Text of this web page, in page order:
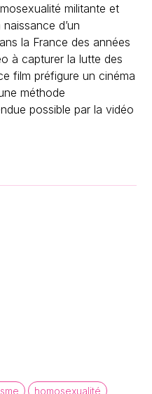
militante et
d’un
la France des années
à capturer la lutte des
film préfigure un cinéma
méthode
possible par la vidéo
homosexualité